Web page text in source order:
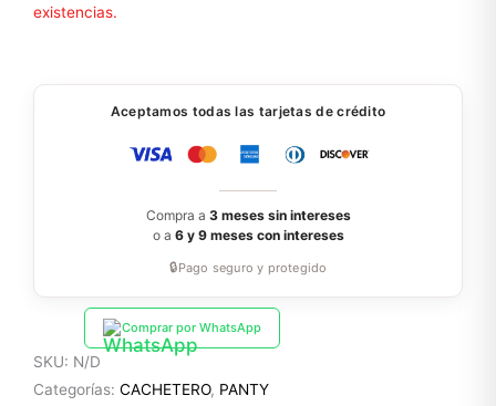
existencias.
Aceptamos todas las tarjetas de crédito
Compra a 3 meses sin intereses
o a 6 y 9 meses con intereses
🔒Pago seguro y protegido
Comprar por WhatsApp
SKU: N/D
Categorías: CACHETERO, PANTY